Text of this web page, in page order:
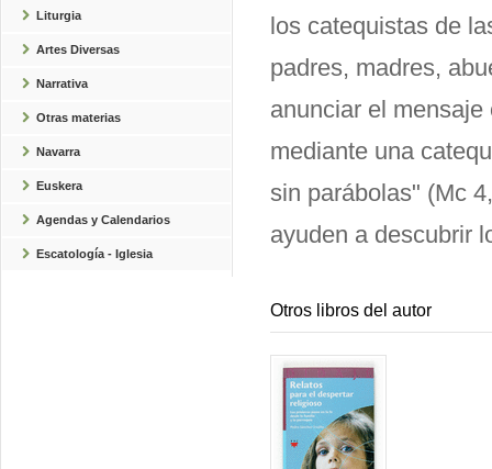
Liturgia
Artes Diversas
Narrativa
Otras materias
Navarra
Euskera
Agendas y Calendarios
Escatología - Iglesia
los catequistas de
padres, madres,
anunciar el
mediante una
sin parábolas" (Mc
ayuden a descubrir
Otros libros del autor